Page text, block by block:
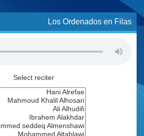
Los Ordenados en Filas
Select reciter